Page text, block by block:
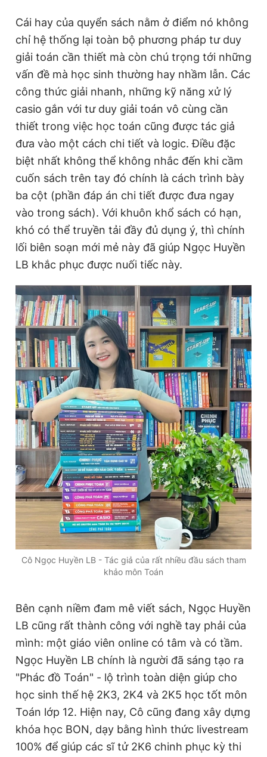
Cái hay của quyển sách nằm ở điểm nó không
chỉ hệ thống lại toàn bộ phương pháp tư duy
giải toán cần thiết mà còn chú trọng tới những
vấn đề mà học sinh thường hay nhầm lẫn. Các
công thức giải nhanh, những kỹ năng xử lý
casio gắn với tư duy giải toán vô cùng cần
thiết trong việc học toán cũng được tác giả
đưa vào một cách chi tiết và logic. Điều đặc
biệt nhất không thể không nhắc đến khi cầm
cuốn sách trên tay đó chính là cách trình bày
ba cột (phần đáp án chi tiết được đưa ngay
vào trong sách). Với khuôn khổ sách có hạn,
khó có thể truyền tải đầy đủ dụng ý, thì chính
lối biên soạn mới mẻ này đã giúp Ngọc Huyền
LB khắc phục được nuối tiếc này.
Cô Ngọc Huyền LB - Tác giả của rất nhiều đầu sách tham
khảo môn Toán
Bên cạnh niềm đam mê viết sách, Ngọc Huyền
LB cũng rất thành công với nghề tay phải của
mình: một giáo viên online có tâm và có tầm.
Ngọc Huyền LB chính là người đã sáng tạo ra
"Phác đồ Toán" - lộ trình toàn diện giúp cho
học sinh thế hệ 2K3, 2K4 và 2K5 học tốt môn
Toán lớp 12. Hiện nay, Cô cũng đang xây dựng
khóa học BON, dạy bằng hình thức livestream
100% để giúp các sĩ tử 2K6 chinh phục kỳ thi